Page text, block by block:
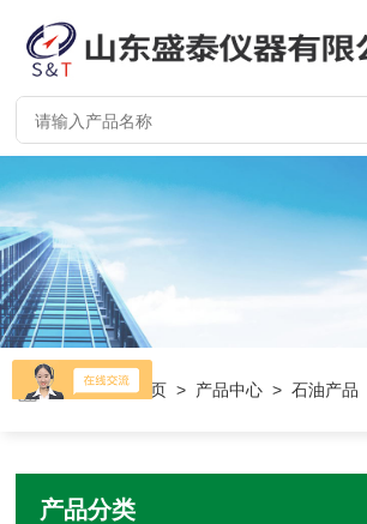
当前位置：首页 > 产品中心 >石油产品
产品分类